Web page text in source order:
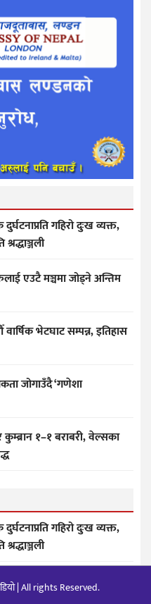
दुर्घटनाप्रति गहिरो दुःख व्यक्त,
एउटै मञ्चमा जोड्ने अन्तिम
भेटघाट सम्पन्न, इतिहास
जोगाउँदै ‘गणेशा
कुम्ब्रान १–१ बराबरी, वेल्सका
दुर्घटनाप्रति गहिरो दुःख व्यक्त,
| All rights Reserved.